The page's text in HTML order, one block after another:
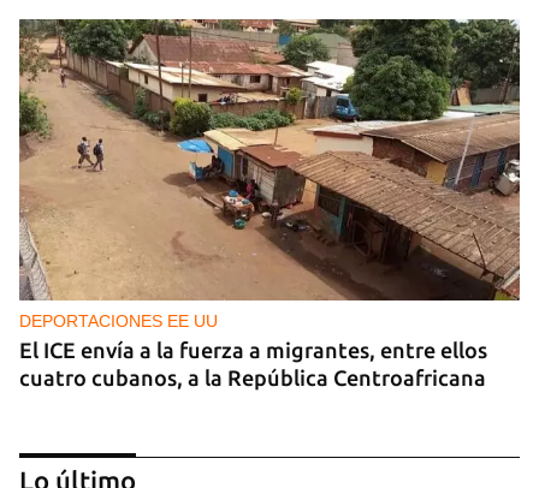
DEPORTACIONES EE UU
El ICE envía a la fuerza a migrantes, entre ellos
cuatro cubanos, a la República Centroafricana
Lo último